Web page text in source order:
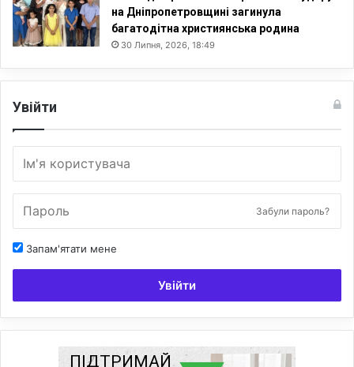
на Дніпропетровщині загинула
багатодітна християнська родина
30 Липня, 2026, 18:49
Увійти
Забули пароль?
Запам'ятати мене
Увійти